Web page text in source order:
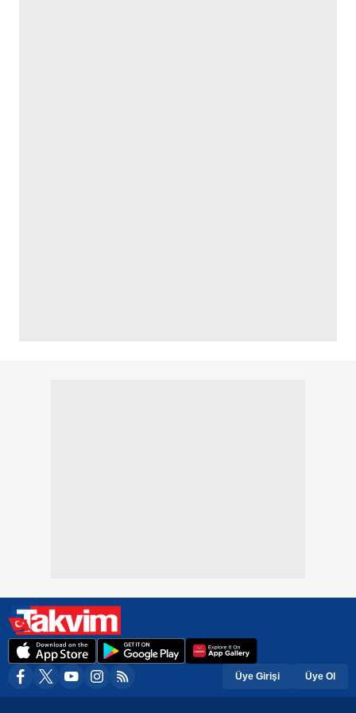
Üye Girişi Üye Ol